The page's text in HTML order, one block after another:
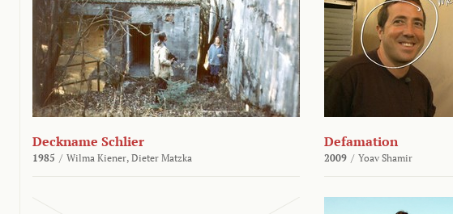
Deckname Schlier
1985 / Wilma Kiener, Dieter Matzka
Defamation
2009 / Yoav Shamir